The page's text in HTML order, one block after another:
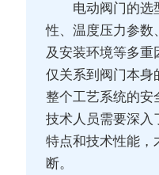
电动阀门的选
性、温度压力参数
及安装环境等多重
仅关系到阀门本身
整个工艺系统的安
技术人员需要深入
特点和技术性能，
断。